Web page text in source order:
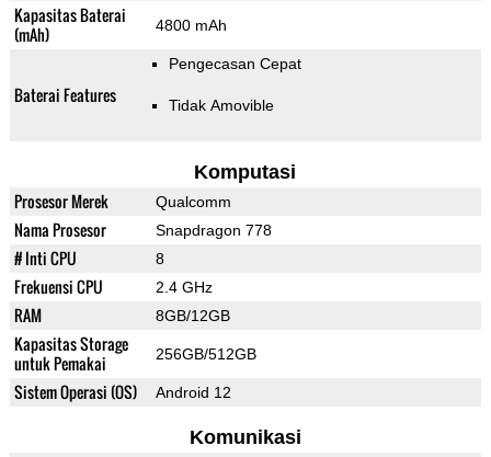
Kapasitas Baterai
(mAh)
4800 mAh
Baterai Features
Pengecasan Cepat
Tidak Amovible
Komputasi
Prosesor Merek Qualcomm
Nama Prosesor Snapdragon 778
# Inti CPU 8
Frekuensi CPU 2.4 GHz
RAM 8GB/12GB
Kapasitas Storage
untuk Pemakai
256GB/512GB
Sistem Operasi (OS) Android 12
Komunikasi